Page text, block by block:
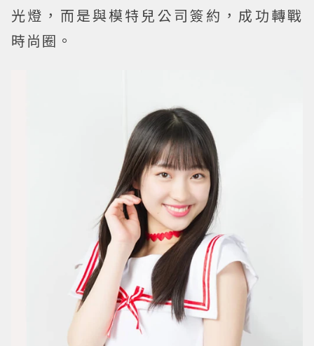
光燈，而是與模特兒公司簽約，成功轉戰
時尚圈。